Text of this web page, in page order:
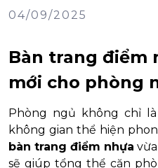
04/09/2025
Bàn trang điểm
mới cho phòng
Phòng ngủ không chỉ
không gian thể hiện
bàn trang điểm nhựa
sẽ giúp tổng thể căn